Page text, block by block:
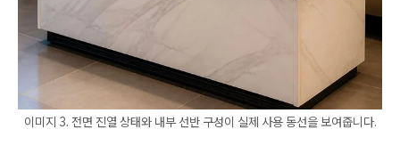
이미지 3. 전면 진열 상태와 내부 선반 구성이 실제 사용 동선을 보여줍니다.